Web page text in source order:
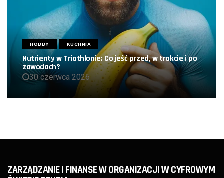
HOBBY KUCHNIA
Nutrienty w Triathlonie: Co jeść przed, w trakcie i po
zawodach?
30 czerwca 2026
ZARZĄDZANIE I FINANSE W ORGANIZACJI W CYFROWYM